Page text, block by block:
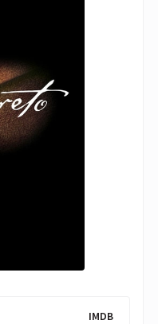
IMDB